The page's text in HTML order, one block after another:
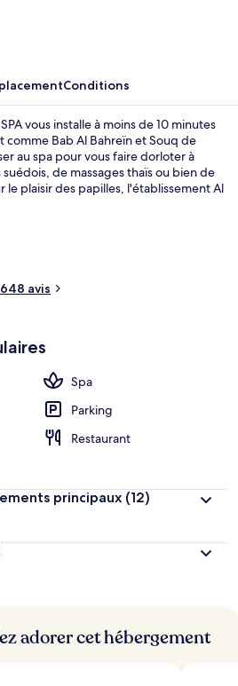
Conditions
vous installe à moins de 10 minutes
Bab Al Bahreïn et Souq de
au spa pour vous faire dorloter à
de massages thaïs ou bien de
le plaisir des papilles, l'établissement Al
le petit déjeuner, le déjeuner et le
fait également profiter d'une piscine
piscine et d'un centre de remise en
adorent le personnel attentionné.
avis
Spa
Parking
Restaurant
principaux (12)
adorer cet hébergement